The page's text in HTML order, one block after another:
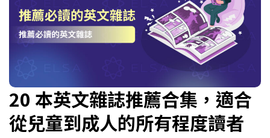
20 本英文雜誌推薦合集，適合
從兒童到成人的所有程度讀者